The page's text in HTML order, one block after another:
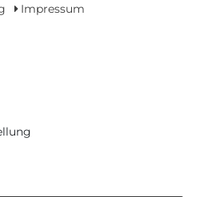
Impressum